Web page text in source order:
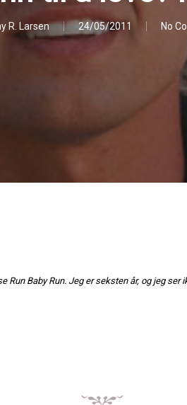
R. Larsen 24/05/2011 No
Baby Run. Jeg er seksten år, og jeg